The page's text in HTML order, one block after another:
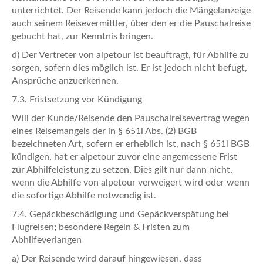
unterrichtet. Der Reisende kann jedoch die Mängelanzeige
auch seinem Reisevermittler, über den er die Pauschalreise
gebucht hat, zur Kenntnis bringen.
d) Der Vertreter von alpetour ist beauftragt, für Abhilfe zu
sorgen, sofern dies möglich ist. Er ist jedoch nicht befugt,
Ansprüche anzuerkennen.
7.3. Fristsetzung vor Kündigung
Will der Kunde/Reisende den Pauschalreisevertrag wegen
eines Reisemangels der in § 651i Abs. (2) BGB
bezeichneten Art, sofern er erheblich ist, nach § 651l BGB
kündigen, hat er alpetour zuvor eine angemessene Frist
zur Abhilfeleistung zu setzen. Dies gilt nur dann nicht,
wenn die Abhilfe von alpetour verweigert wird oder wenn
die sofortige Abhilfe notwendig ist.
7.4. Gepäckbeschädigung und Gepäckverspätung bei
Flugreisen; besondere Regeln & Fristen zum
Abhilfeverlangen
a) Der Reisende wird darauf hingewiesen, dass